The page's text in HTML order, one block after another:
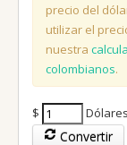
precio del
utilizar el
nuestra
colombianos.
$
Convertir